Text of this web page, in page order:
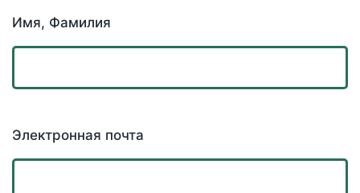
Имя, Фамилия
Электронная почта